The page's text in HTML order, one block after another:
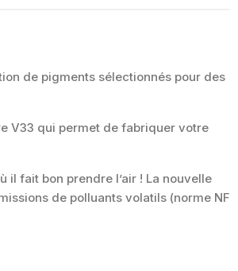
de pigments sélectionnés pour des
V33 qui permet de fabriquer votre
il fait bon prendre l’air ! La nouvelle
de polluants volatils (norme NF